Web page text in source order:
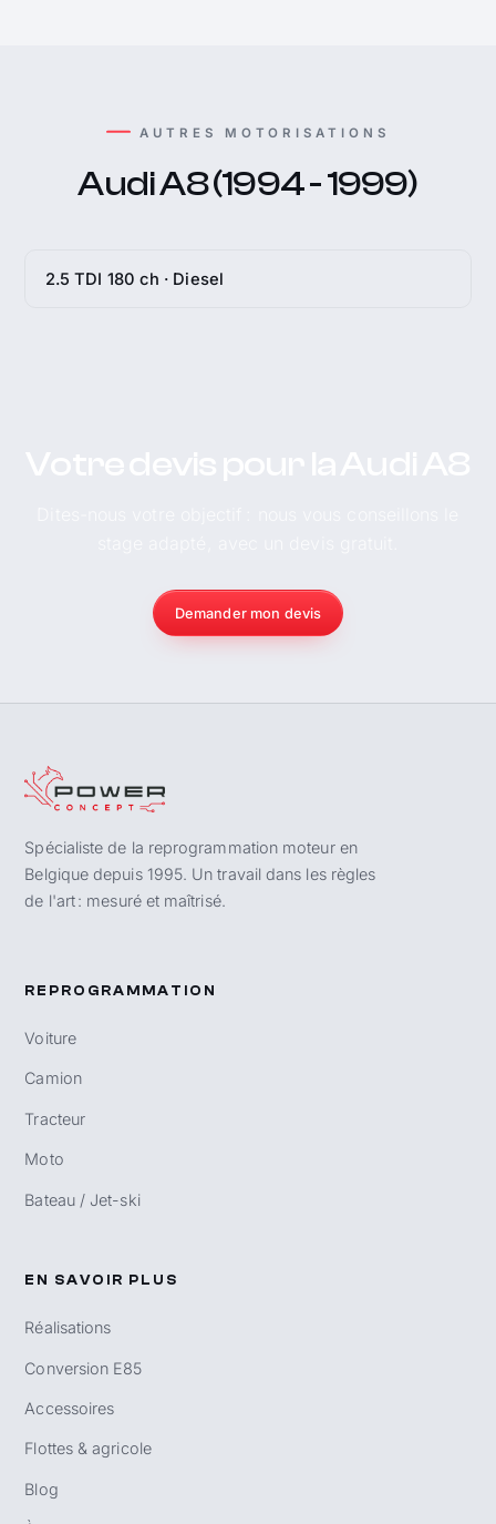
AUTRES MOTORISATIONS
Audi A8 (1994 - 1999)
2.5 TDI 180 ch · Diesel
Demander mon devis
Spécialiste de la reprogrammation moteur en
Belgique depuis 1995. Un travail dans les règles
de l'art : mesuré et maîtrisé.
REPROGRAMMATION
Voiture
Camion
Tracteur
Moto
Bateau / Jet-ski
EN SAVOIR PLUS
Réalisations
Conversion E85
Accessoires
Flottes & agricole
Blog